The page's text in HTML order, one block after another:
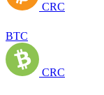
CRC
BTC
CRC